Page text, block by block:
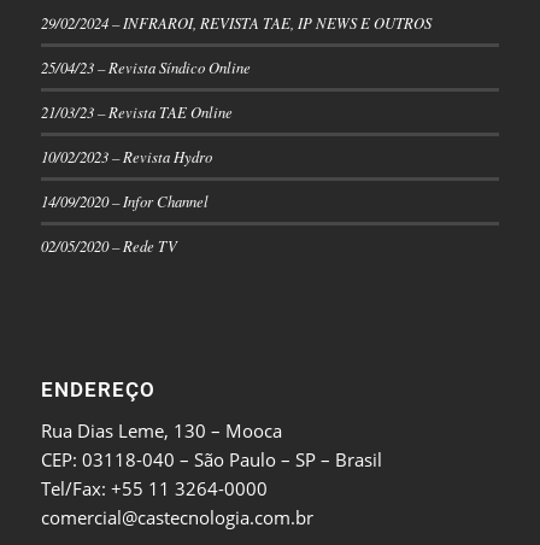
29/02/2024 – INFRAROI, REVISTA TAE, IP NEWS E OUTROS
25/04/23 – Revista Síndico Online
21/03/23 – Revista TAE Online
10/02/2023 – Revista Hydro
14/09/2020 – Infor Channel
02/05/2020 – Rede TV
ENDEREÇO
Rua Dias Leme, 130 – Mooca
CEP: 03118-040 – São Paulo – SP – Brasil
Tel/Fax: +55 11 3264-0000
comercial@castecnologia.com.br